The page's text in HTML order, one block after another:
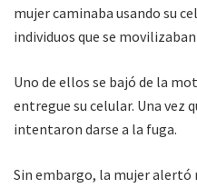
mujer caminaba usando su
individuos que se
Uno de ellos se bajó de la
entregue su celular. Una vez
intentaron darse a la fuga.
Sin embargo, la mujer